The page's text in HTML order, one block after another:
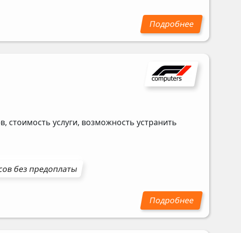
стоимость услуги, возможность устранить
без предоплаты